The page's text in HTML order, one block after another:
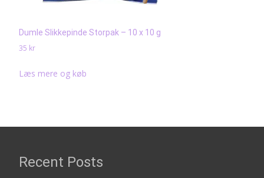
Dumle Slikkepinde Storpak – 10 x 10 g
35 kr
Læs mere og køb
Recent Posts